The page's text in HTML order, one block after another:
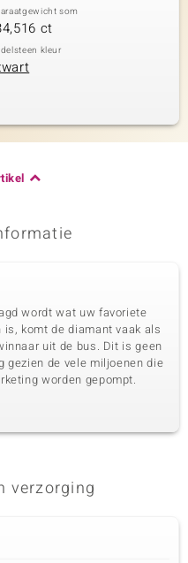
som
ct
kleur
wordt wat uw favoriete
is, komt de diamant vaak als
uit de bus. Dit is geen
gezien de vele miljoenen die
worden gepompt.
verzorging